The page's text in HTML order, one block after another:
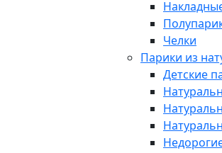
Челки
Парики из
Детские